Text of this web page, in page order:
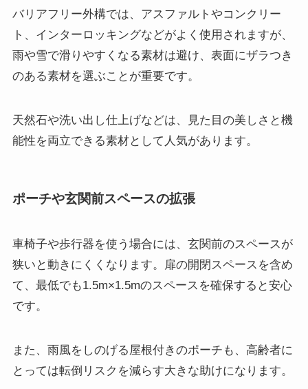
バリアフリー外構では、アスファルトやコンクリー
ト、インターロッキングなどがよく使用されますが、
雨や雪で滑りやすくなる素材は避け、表面にザラつき
のある素材を選ぶことが重要です。
天然石や洗い出し仕上げなどは、見た目の美しさと機
能性を両立できる素材として人気があります。
ポーチや玄関前スペースの拡張
車椅子や歩行器を使う場合には、玄関前のスペースが
狭いと動きにくくなります。扉の開閉スペースを含め
て、最低でも1.5m×1.5mのスペースを確保すると安心
です。
また、雨風をしのげる屋根付きのポーチも、高齢者に
とっては転倒リスクを減らす大きな助けになります。